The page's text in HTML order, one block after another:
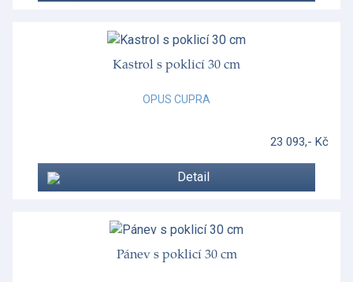
Kastrol s poklicí 30 cm
OPUS CUPRA
23 093,- Kč
Detail
Pánev s poklicí 30 cm